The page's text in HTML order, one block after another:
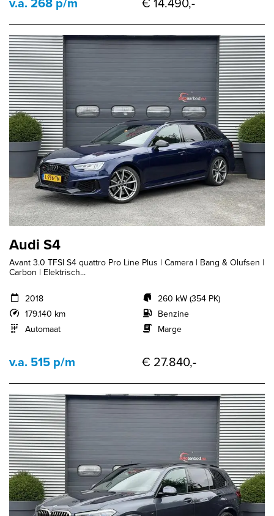
Audi S4
Avant 3.0 TFSI S4 quattro Pro Line Plus | Camera | Bang & Olufsen |
Carbon | Elektrisch...
2018
179.140 km
Automaat
260 kW (354 PK)
Benzine
Marge
v.a. 515 p/m € 27.840,-